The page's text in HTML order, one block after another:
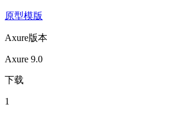
原型模版
Axure版本
Axure 9.0
下载
1